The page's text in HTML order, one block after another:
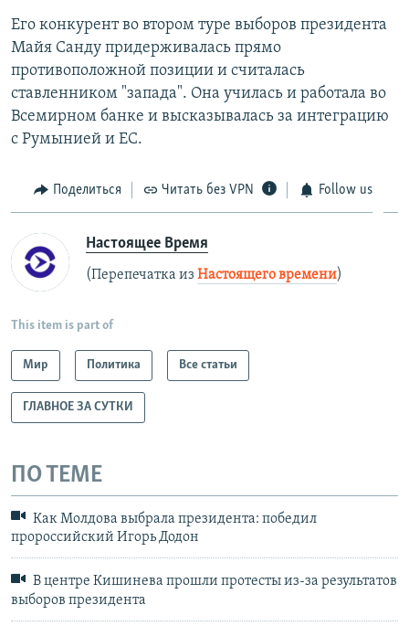
Его конкурент во втором туре выборов президента
Майя Санду придерживалась прямо
противоположной позиции и считалась
ставленником "запада". Она училась и работала во
Всемирном банке и высказывалась за интеграцию
с Румынией и ЕС.
Поделиться Читать без VPN Follow us
Настоящее Время
(Перепечатка из Настоящего времени)
This item is part of
Мир Политика Все статьи
ГЛАВНОЕ ЗА СУТКИ
ПО ТЕМЕ
Как Молдова выбрала президента: победил
пророссийский Игорь Додон
В центре Кишинева прошли протесты из-за результатов
выборов президента